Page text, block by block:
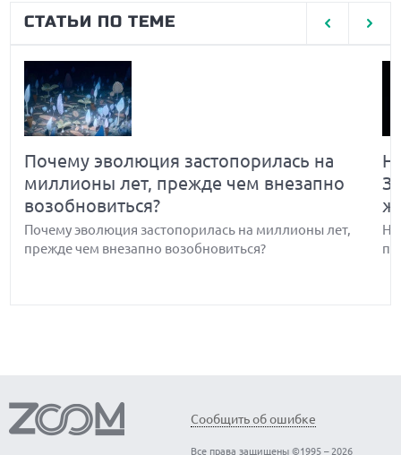
СТАТЬИ ПО ТЕМЕ
Почему эволюция застопорилась на
миллионы лет, прежде чем внезапно
возобновиться?
Почему эволюция застопорилась на миллионы лет,
прежде чем внезапно возобновиться?
Обнаружены биологические часы-
хронометр организма — когда они
Сообщить об ошибке
Все права защищены ©1995 – 2026